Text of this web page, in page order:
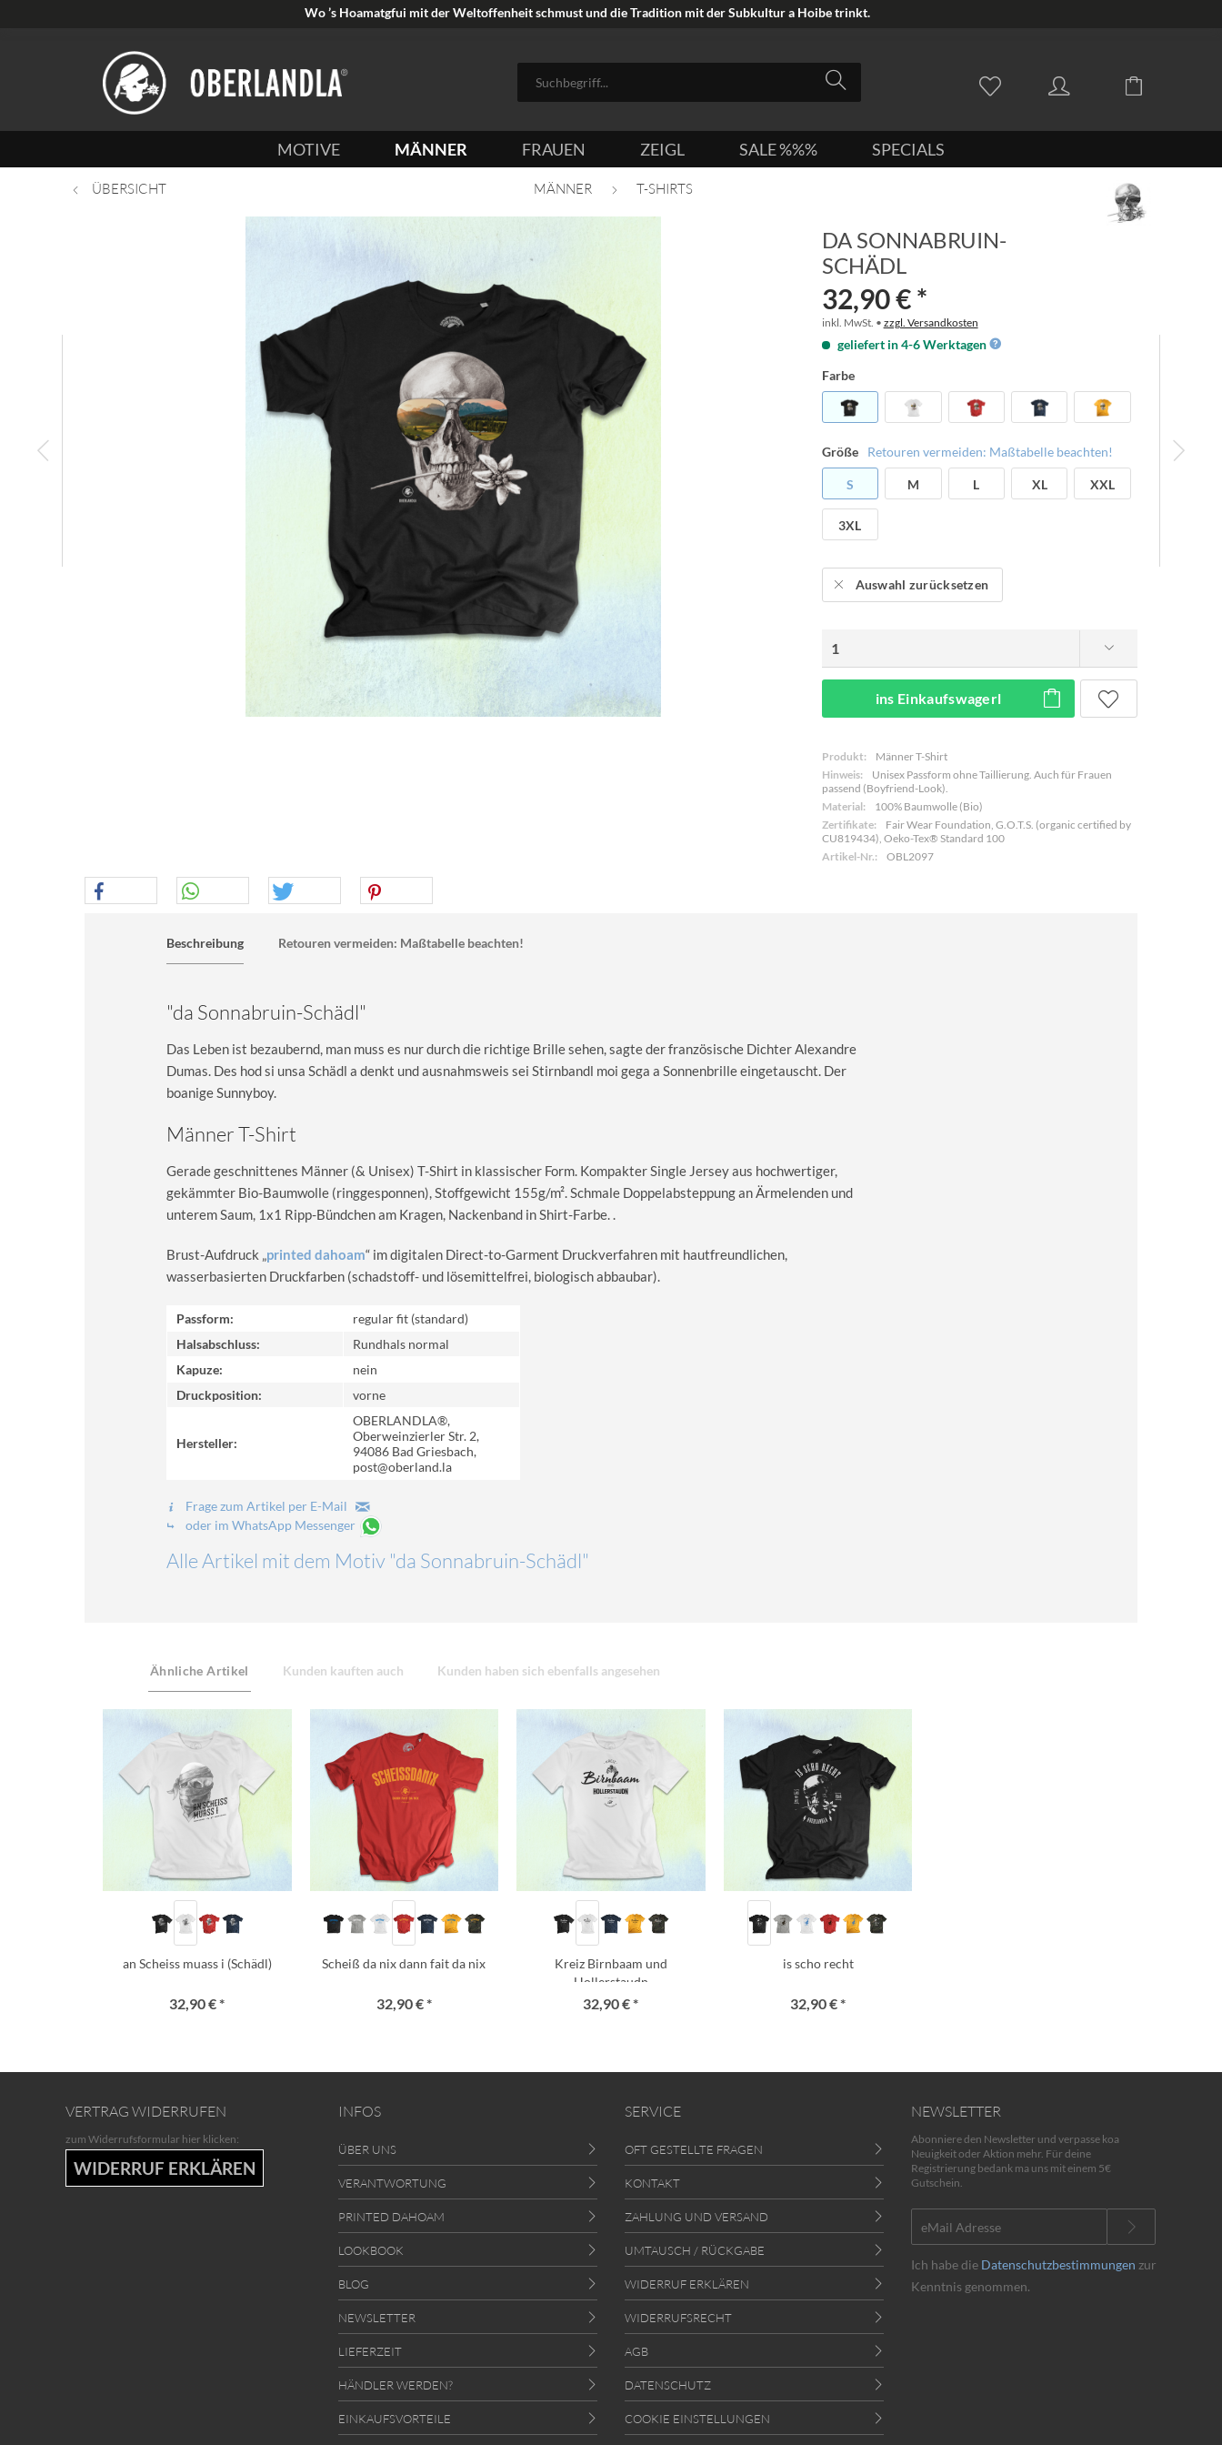
Wo ’s Hoamatgfui mit der Weltoffenheit schmust und die Tradition mit der Subkultur a Hoibe trinkt.
MOTIVE MÄNNER FRAUEN ZEIGL SALE %%% SPECIALS
ÜBERSICHT MÄNNER T-SHIRTS
DA SONNABRUIN-
SCHÄDL
32,90 € *
inkl. MwSt. • zzgl. Versandkosten
geliefert in 4-6 Werktagen
Farbe
Größe Retouren vermeiden: Maßtabelle beachten!
S M L XL XXL
3XL
Auswahl zurücksetzen
ins Einkaufswagerl
Produkt:
Männer T-Shirt
Hinweis:
Unisex Passform ohne Taillierung. Auch für Frauen
passend (Boyfriend-Look).
Material:
100% Baumwolle (Bio)
Zertifikate:
Fair Wear Foundation, G.O.T.S. (organic certified by
CU819434), Oeko-Tex® Standard 100
Artikel-Nr.:
OBL2097
Beschreibung Retouren vermeiden: Maßtabelle beachten!
"da Sonnabruin-Schädl"
Das Leben ist bezaubernd, man muss es nur durch die richtige Brille sehen, sagte der französische Dichter Alexandre
Dumas. Des hod si unsa Schädl a denkt und ausnahmsweis sei Stirnbandl moi gega a Sonnenbrille eingetauscht. Der
boanige Sunnyboy.
Männer T-Shirt
Gerade geschnittenes Männer (& Unisex) T-Shirt in klassischer Form. Kompakter Single Jersey aus hochwertiger,
gekämmter Bio-Baumwolle (ringgesponnen), Stoffgewicht 155g/m². Schmale Doppelabsteppung an Ärmelenden und
unterem Saum, 1x1 Ripp-Bündchen am Kragen, Nackenband in Shirt-Farbe. .
Brust-Aufdruck „printed dahoam“ im digitalen Direct-to-Garment Druckverfahren mit hautfreundlichen,
wasserbasierten Druckfarben (schadstoff- und lösemittelfrei, biologisch abbaubar).
Passform:
regular fit (standard)
Halsabschluss:
Rundhals normal
Kapuze:
nein
Druckposition:
vorne
Hersteller:
OBERLANDLA®,
Oberweinzierler Str. 2,
94086 Bad Griesbach,
post@oberland.la
Frage zum Artikel per E-Mail
oder im WhatsApp Messenger
Alle Artikel mit dem Motiv "da Sonnabruin-Schädl"
Ähnliche Artikel Kunden kauften auch Kunden haben sich ebenfalls angesehen
an Scheiss muass i (Schädl)
32,90 € *
Scheiß da nix dann fait da nix
32,90 € *
Kreiz Birnbaam und
Hollerstaudn
32,90 € *
is scho recht
32,90 € *
VERTRAG WIDERRUFEN
zum Widerrufsformular hier klicken:
WIDERRUF ERKLÄREN
INFOS
ÜBER UNS
VERANTWORTUNG
PRINTED DAHOAM
LOOKBOOK
BLOG
NEWSLETTER
LIEFERZEIT
HÄNDLER WERDEN?
EINKAUFSVORTEILE
SERVICE
OFT GESTELLTE FRAGEN
KONTAKT
ZAHLUNG UND VERSAND
UMTAUSCH / RÜCKGABE
WIDERRUF ERKLÄREN
WIDERRUFSRECHT
AGB
DATENSCHUTZ
COOKIE EINSTELLUNGEN
NEWSLETTER
Abonniere den Newsletter und verpasse koa
Neuigkeit oder Aktion mehr. Für deine
Registrierung bedank ma uns mit einem 5€
Gutschein.
Ich habe die Datenschutzbestimmungen zur
Kenntnis genommen.